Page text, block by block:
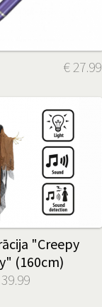
€ 27.99
"Creepy
(160cm)